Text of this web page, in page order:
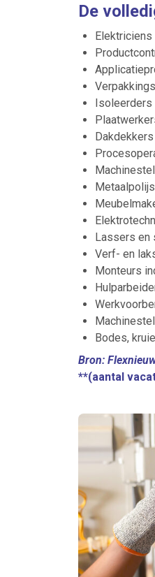
De
Isoleerders
Lassers en
Verf- en
Monteurs
Bodes,
Bron:
**(aantal